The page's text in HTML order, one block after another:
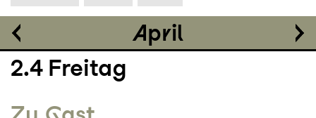
April
CHF 25-70
2.4 Freitag